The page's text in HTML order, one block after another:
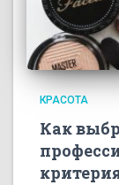
КРАСОТА
Как